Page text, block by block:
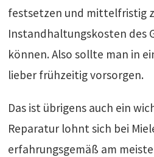
festsetzen und mittelfristig
Instandhaltungskosten des
können. Also sollte man in
lieber frühzeitig vorsorgen.
Das ist übrigens auch ein
Reparatur lohnt sich bei
erfahrungsgemäß am